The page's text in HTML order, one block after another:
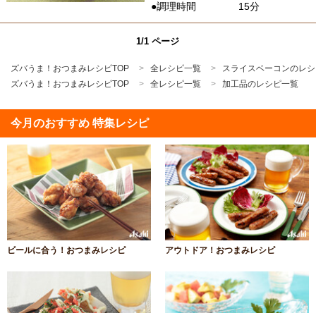
●調理時間
15分
1/1 ページ
ズバうま！おつまみレシピTOP 全レシピ一覧
スライスベーコンのレ
ズバうま！おつまみレシピTOP
全レシピ一覧 加工品のレシピ一覧
今月のおすすめ 特集レシピ
ビールに合う！おつまみレシピ アウトドア！おつまみレシピ